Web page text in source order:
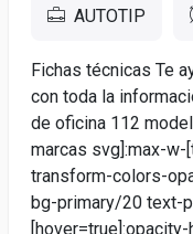
AUTOTIP
Fichas técnicas Te
con toda la
de oficina 112
marcas svg]:max-w-
transform-colors-
bg-primary/20 text-
[hover=true]:opacity-